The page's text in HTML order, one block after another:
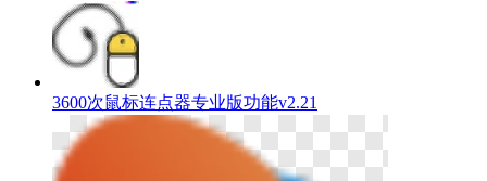
3600次鼠标连点器专业版功能v2.21